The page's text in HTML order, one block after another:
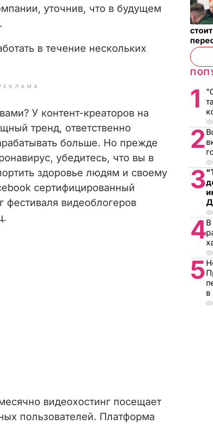
уточнив, что в будущем
в течение нескольких
У контент-креаторов на
тренд, ответственно
больше. Но прежде
убедитесь, что вы в
здоровье людям и своему
сертифицированный
фестиваля видеоблогеров
видеохостинг посещает
пользователей. Платформа
1
2
3
4В
5
в